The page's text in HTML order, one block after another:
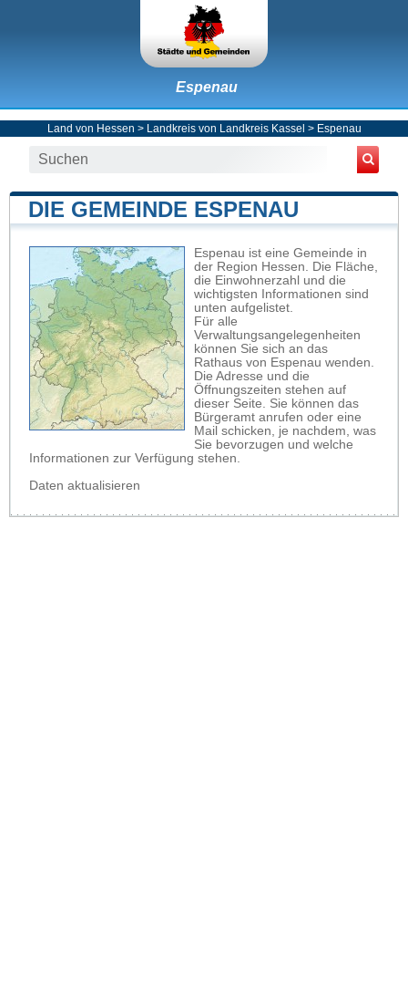
Espenau
Land von Hessen > Landkreis von Landkreis Kassel > Espenau
DIE GEMEINDE ESPENAU
Espenau ist eine Gemeinde in
der Region Hessen. Die Fläche,
die Einwohnerzahl und die
wichtigsten Informationen sind
unten aufgelistet.
Für alle
Verwaltungsangelegenheiten
können Sie sich an das
Rathaus von Espenau wenden.
Die Adresse und die
Öffnungszeiten stehen auf
dieser Seite. Sie können das
Bürgeramt anrufen oder eine
Mail schicken, je nachdem, was
Sie bevorzugen und welche
Informationen zur Verfügung stehen.
Daten aktualisieren